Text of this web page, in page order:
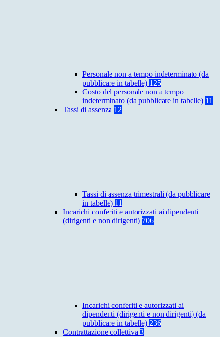
Personale non a tempo indeterminato (da
pubblicare in tabelle) 125
Costo del personale non a tempo
indeterminato (da pubblicare in tabelle) 11
Tassi di assenza 12
Tassi di assenza trimestrali (da pubblicare
in tabelle) 11
Incarichi conferiti e autorizzati ai dipendenti
(dirigenti e non dirigenti) 706
Incarichi conferiti e autorizzati ai
dipendenti (dirigenti e non dirigenti) (da
pubblicare in tabelle) 236
Contrattazione collettiva 3